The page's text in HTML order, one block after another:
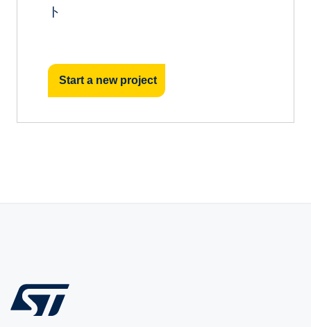
ト
Start a new project